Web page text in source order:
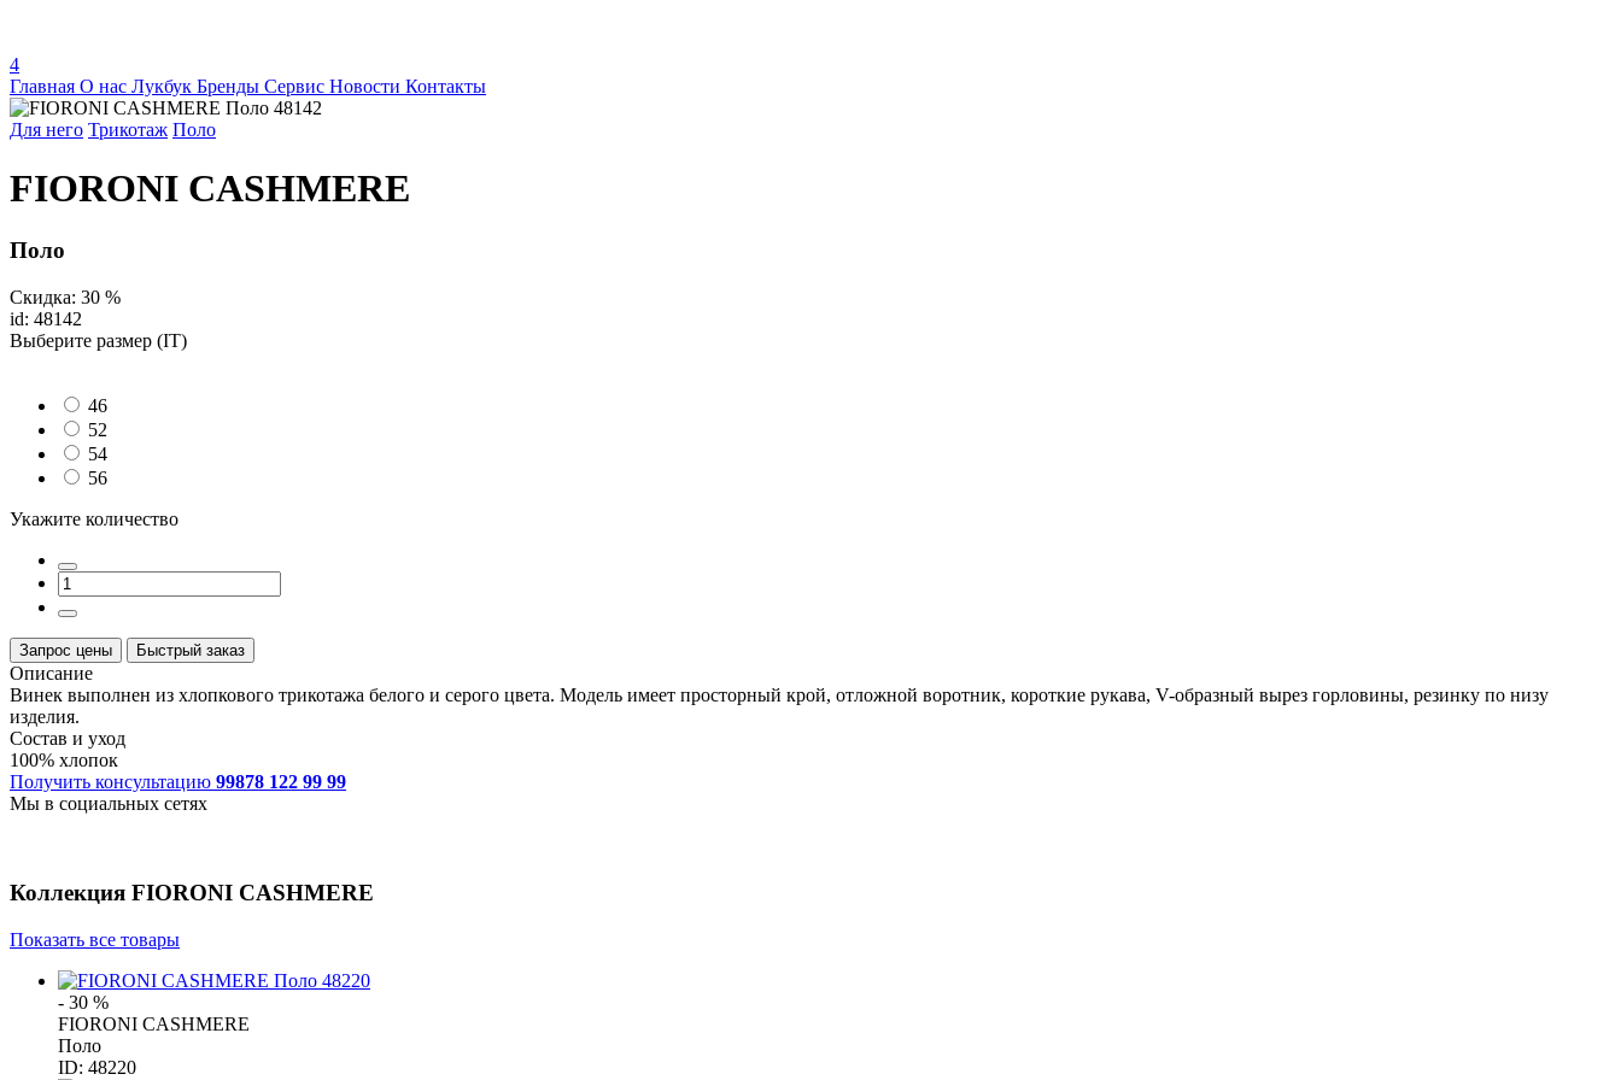
4
Главная О нас Лукбук Бренды Сервис Новости Контакты
Для него Трикотаж Поло
FIORONI CASHMERE
Поло
Скидка: 30 %
id: 48142
Выберите размер (IT)
46
52
54
56
Укажите количество
Запрос цены Быстрый заказ
Описание
Винек выполнен из хлопкового трикотажа белого и серого цвета. Модель имеет просторный крой, отложной воротник, короткие рукава, V-образный вырез горловины, резинку по низу
изделия.
Состав и уход
100% хлопок
Получить консультацию 99878 122 99 99
Мы в социальных сетях
Коллекция FIORONI CASHMERE
Показать все товары
- 30 %
FIORONI CASHMERE
Поло
ID: 48220